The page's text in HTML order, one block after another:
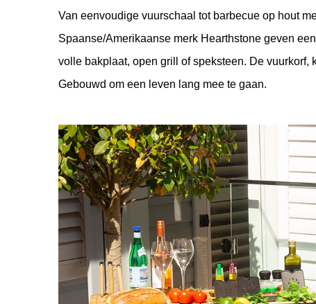
Van eenvoudige vuurschaal tot barbecue op hout
Spaanse/Amerikaanse merk Hearthstone geven
volle bakplaat, open grill of speksteen. De
Gebouwd om een leven lang mee te gaan.